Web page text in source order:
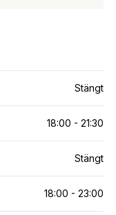
Stängt
18:00 - 21:30
Stängt
18:00 - 23:00